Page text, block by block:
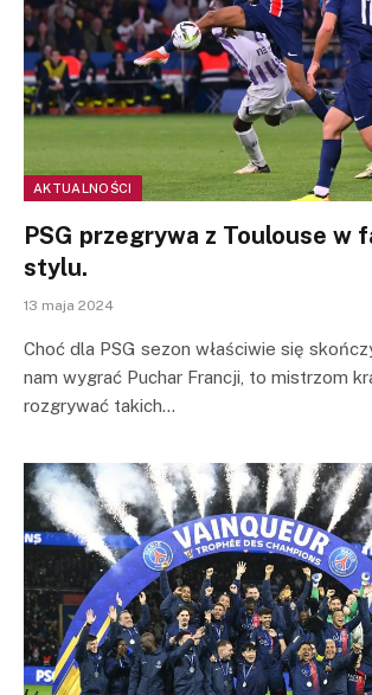
AKTUALNOŚCI
PSG przegrywa z Toulouse w
stylu.
13 maja 2024
Choć dla PSG sezon właściwie się
nam wygrać Puchar Francji, to mistrzom
rozgrywać takich…